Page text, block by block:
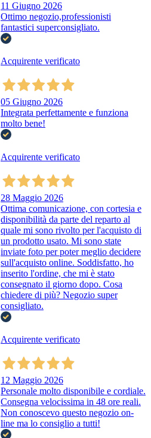
11 Giugno 2026
Ottimo negozio,professionisti
fantastici superconsigliato.
Acquirente verificato
05 Giugno 2026
Integrata perfettamente e funziona
molto bene!
Acquirente verificato
28 Maggio 2026
Ottima comunicazione, con cortesia e
disponibilità da parte del reparto al
quale mi sono rivolto per l'acquisto di
un prodotto usato. Mi sono state
inviate foto per poter meglio decidere
sull'acquisto online. Soddisfatto, ho
inserito l'ordine, che mi è stato
consegnato il giorno dopo. Cosa
chiedere di più? Negozio super
consigliato.
Acquirente verificato
12 Maggio 2026
Personale molto disponibile e cordiale.
Consegna velocissima in 48 ore reali.
Non conoscevo questo negozio on-
line ma lo consiglio a tutti!